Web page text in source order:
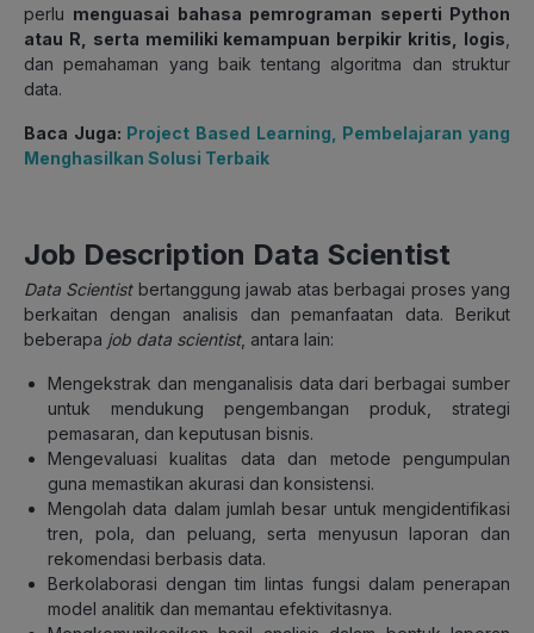
perlu menguasai bahasa pemrograman seperti Python
atau R, serta memiliki kemampuan berpikir kritis, logis
dan pemahaman yang baik tentang algoritma dan struktur
data.
Baca Juga: Project Based Learning, Pembelajaran yang
Menghasilkan Solusi Terbaik
Job Description Data Scientist
Data Scientistbertanggung jawab atas berbagai proses yang
berkaitan dengan analisis dan pemanfaatan data. Berikut
beberapa job data scientist, antara lain:
Mengekstrak dan menganalisis data dari berbagai sumber
untuk mendukung pengembangan produk, strategi
pemasaran, dan keputusan bisnis.
Mengevaluasi kualitas data dan metode pengumpulan
guna memastikan akurasi dan konsistensi.
Mengolah data dalam jumlah besar untuk mengidentifikasi
tren, pola, dan peluang, serta menyusun laporan dan
rekomendasi berbasis data.
Berkolaborasi dengan tim lintas fungsi dalam penerapan
model analitik dan memantau efektivitasnya.